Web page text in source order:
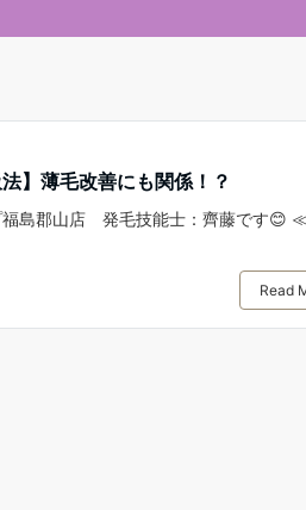
】薄毛改善にも関係！？
福島郡山店 発毛技能士：齊藤です😊
Read